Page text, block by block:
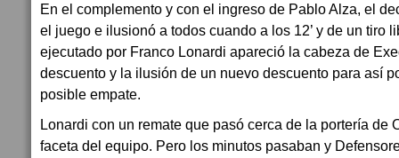
En el complemento y con el ingreso de Pablo Alza, el
el juego e ilusionó a todos cuando a los 12’ y de un tiro
ejecutado por Franco Lonardi apareció la cabeza de
descuento y la ilusión de un nuevo descuento para así
posible empate.
Lonardi con un remate que pasó cerca de la portería de
faceta del equipo. Pero los minutos pasaban y